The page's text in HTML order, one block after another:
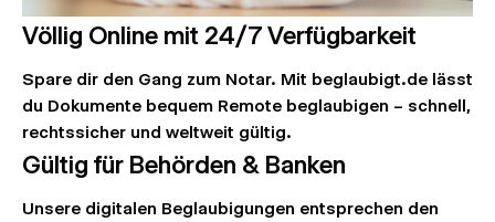
Völlig Online mit 24/7 Verfügbarkeit
Spare dir den Gang zum Notar. Mit beglaubigt.de lässt
du Dokumente bequem Remote beglaubigen – schnell,
rechtssicher und weltweit gültig.
Gültig für Behörden & Banken
Unsere digitalen Beglaubigungen entsprechen den